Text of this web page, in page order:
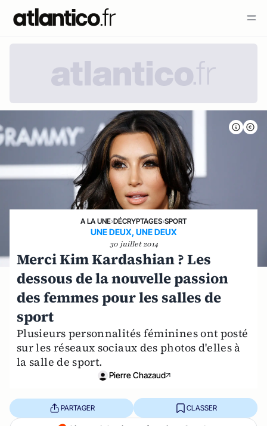
A LA UNE›DÉCRYPTAGES›SPORT
UNE DEUX, UNE DEUX
30 juillet 2014
Merci Kim Kardashian ? Les
dessous de la nouvelle passion
des femmes pour les salles de
sport
Plusieurs personnalités féminines ont posté
sur les réseaux sociaux des photos d'elles à
la salle de sport.
Pierre Chazaud
PARTAGER CLASSER